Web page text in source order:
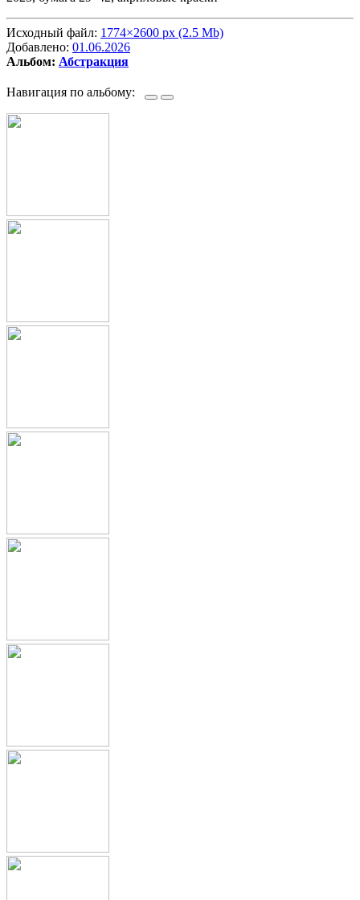
Исходный файл: 1774×2600 px (2.5 Mb)
Добавлено: 01.06.2026
Альбом: Абстракция
Навигация по альбому: